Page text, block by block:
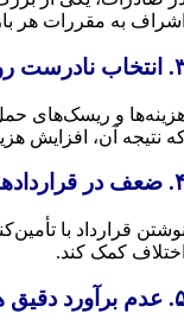
به مقررات هر
حمل و ترخیص
نتیجه آن، افزایش
بین‌المللی
قرارداد با
کمک کند.
نهایی